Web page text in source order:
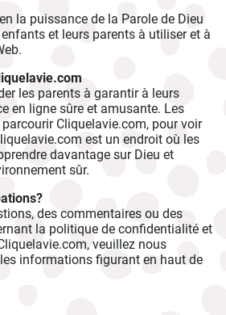
la puissance de la Parole de Dieu
et leurs parents à utiliser et à
les parents à garantir à leurs
en ligne sûre et amusante. Les
Cliquelavie.com, pour voir
est un endroit où les
davantage sur Dieu et
sûr.
des commentaires ou des
la politique de confidentialité et
veuillez nous
informations figurant en haut de